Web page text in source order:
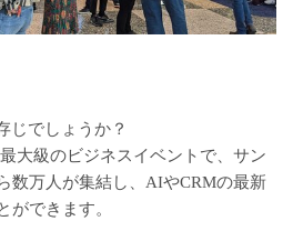
じでしょうか？
大級のビジネスイベントで、サン
数万人が集結し、AIやCRMの最新
ができます。